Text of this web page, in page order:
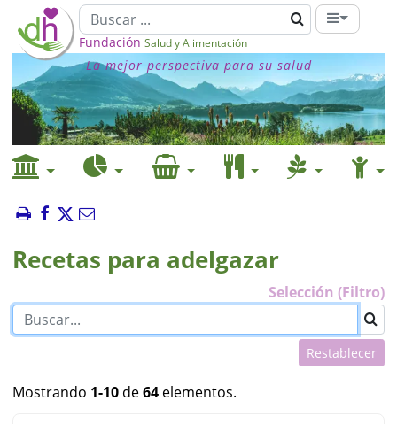
Fundación Salud y Alimentación
La mejor perspectiva para su salud
Recetas para adelgazar
Selección (Filtro)
Restablecer
Mostrando 1-10 de64 elementos.